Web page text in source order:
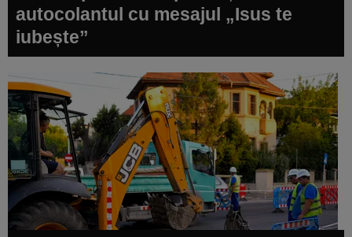
autocolantul cu mesajul „Isus te
iubește”